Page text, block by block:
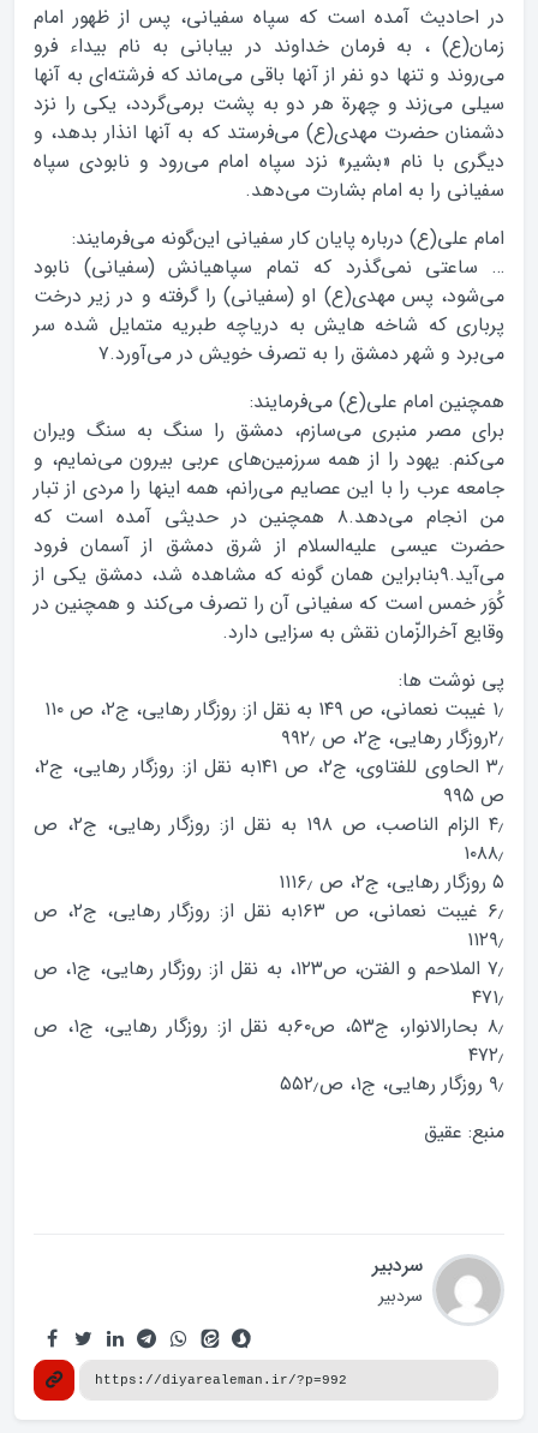
در احادیث آمده است که سپاه سفیانی، پس از ظهور امام
زمان(ع) ، به فرمان خداوند در بیابانی به نام بیداء فرو
می‌روند و تنها دو نفر از آنها باقی می‌ماند که فرشته‌ای به آنها
سیلی می‌زند و چهرة هر دو به پشت برمی‌گردد، یکی را نزد
دشمنان حضرت مهدی(ع) می‌فرستد که به آنها انذار بدهد، و
دیگری با نام «بشیر» نزد سپاه امام می‌رود و نابودی سپاه
سفیانی را به امام بشارت می‌دهد.
امام علی(ع) درباره پایان کار سفیانی این‌گونه می‌فرمایند:
… ساعتی نمی‌گذرد که تمام سپاهیانش (سفیانی) نابود
می‌شود، پس مهدی(ع) او (سفیانی) را گرفته و در زیر درخت
پرباری که شاخه هایش به دریاچه طبریه متمایل شده سر
می‌برد و شهر دمشق را به تصرف خویش در می‌آورد.۷
همچنین امام علی(ع) می‌فرمایند:
برای مصر منبری می‌سازم، دمشق را سنگ به سنگ ویران
می‌کنم. یهود را از همه سرزمین‌های عربی بیرون می‌نمایم، و
جامعه عرب را با این عصایم می‌رانم، همه اینها را مردی از تبار
من انجام می‌دهد.۸ همچنین در حدیثی آمده است که
حضرت عیسی علیه‌السلام از شرق دمشق از آسمان فرود
می‌آید.۹بنابراین همان گونه که مشاهده شد، دمشق یکی از
کُوَر خمس است که سفیانی آن را تصرف می‌کند و همچنین در
وقایع آخرالزّمان نقش به سزایی دارد.
پی نوشت ها:
۱٫ غیبت نعمانی، ص ۱۴۹ به نقل از: روزگار رهایی، ج۲، ص ۱۱۰
۲٫روزگار رهایی، ج۲، ص ۹۹۲٫
۳٫ الحاوی للفتاوی، ج۲، ص ۱۴۱به نقل از: روزگار رهایی، ج۲،
ص ۹۹۵
۴٫ الزام الناصب، ص ۱۹۸ به نقل از: روزگار رهایی، ج۲، ص
۱۰۸۸٫
۵ روزگار رهایی، ج۲، ص ۱۱۱۶٫
۶٫ غیبت نعمانی، ص ۱۶۳به نقل از: روزگار رهایی، ج۲، ص
۱۱۲۹٫
۷٫ الملاحم و الفتن، ص۱۲۳، به نقل از: روزگار رهایی، ج۱، ص
۴۷۱٫
۸٫ بحارالانوار، ج۵۳، ص۶۰به نقل از: روزگار رهایی، ج۱، ص
۴۷۲٫
۹٫ روزگار رهایی، ج۱، ص۵۵۲٫
منبع: عقیق
سردبیر
سردبیر